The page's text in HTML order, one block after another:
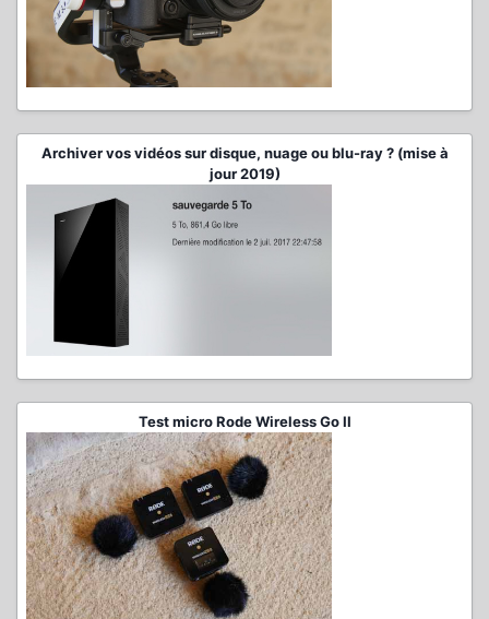
Archiver vos vidéos sur disque, nuage ou blu-ray ? (mise à
jour 2019)
Test micro Rode Wireless Go II